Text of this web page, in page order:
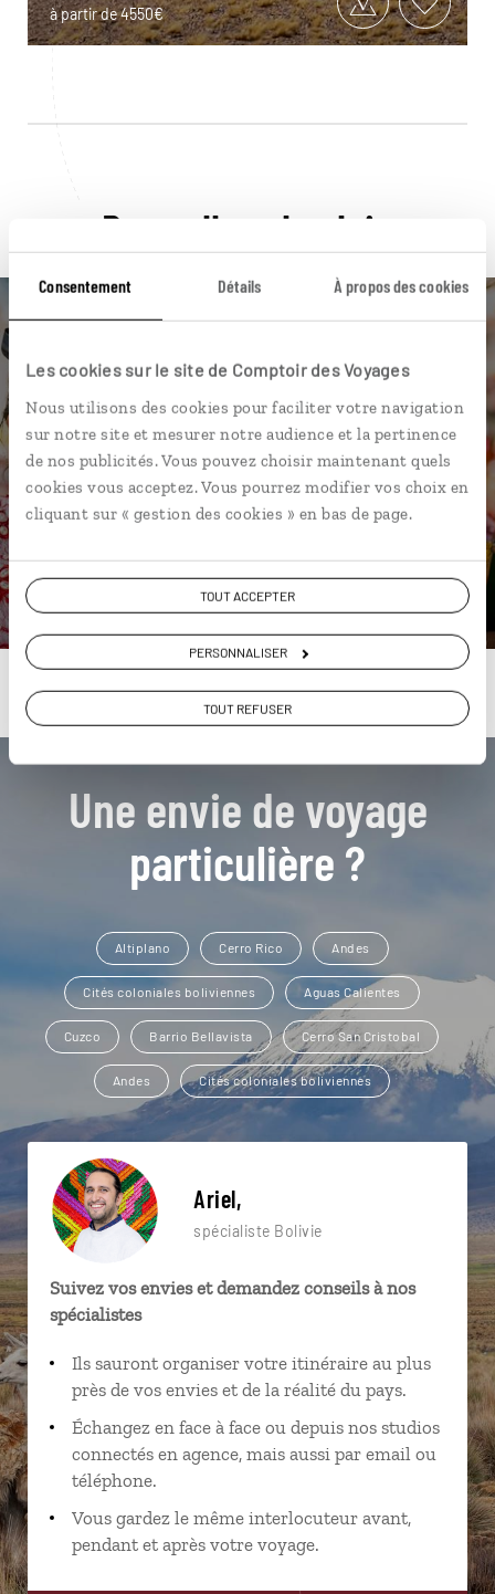
Consentement Détails À propos des cookies
Les cookies sur le site de Comptoir des Voyages
Nous utilisons des cookies pour faciliter votre navigation
sur notre site et mesurer notre audience et la pertinence
de nos publicités. Vous pouvez choisir maintenant quels
cookies vous acceptez. Vous pourrez modifier vos choix en
cliquant sur « gestion des cookies » en bas de page.
TOUT ACCEPTER
PERSONNALISER
TOUT REFUSER
à partir de 4550€
Pour aller plus loin
Nos 6 idées de voyage
Bolivie
Une envie de voyage
particulière ?
Altiplano Cerro Rico Andes
Cités coloniales boliviennes Aguas Calientes
Cuzco Barrio Bellavista Cerro San Cristobal
Andes Cités coloniales boliviennes
Ariel,
spécialiste Bolivie
Suivez vos envies et demandez conseils à nos
spécialistes
Ils sauront organiser votre itinéraire au plus
près de vos envies et de la réalité du pays.
Échangez en face à face ou depuis nos studios
connectés en agence, mais aussi par email ou
téléphone.
Vous gardez le même interlocuteur avant,
pendant et après votre voyage.